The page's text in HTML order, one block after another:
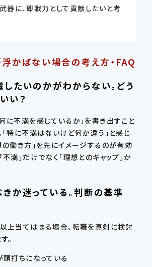
器に、即戦力として貢献したいと考
かばない場合の考え方・FAQ
たいのかがわからない。どう
い？
に不満を感じているか」を書き出すこと
「特に不満はないけど何か違う」と感じ
の働き方」を先にイメージするのが有効
不満」だけでなく「理想とのギャップ」か
か迷っている。判断の基準
上当てはまる場合、転職を真剣に検討
。
打ちになっている